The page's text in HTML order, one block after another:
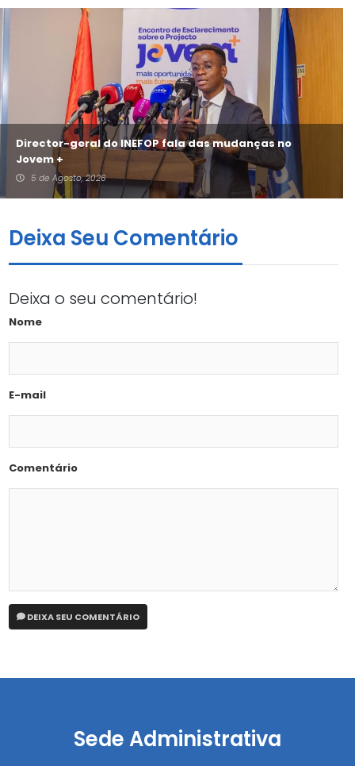
Director-geral do INEFOP fala das mudanças no
Jovem +
5 de Agosto, 2026
Deixa Seu Comentário
Deixa o seu comentário!
Nome
E-mail
Comentário
DEIXA SEU COMENTÁRIO
Sede Administrativa